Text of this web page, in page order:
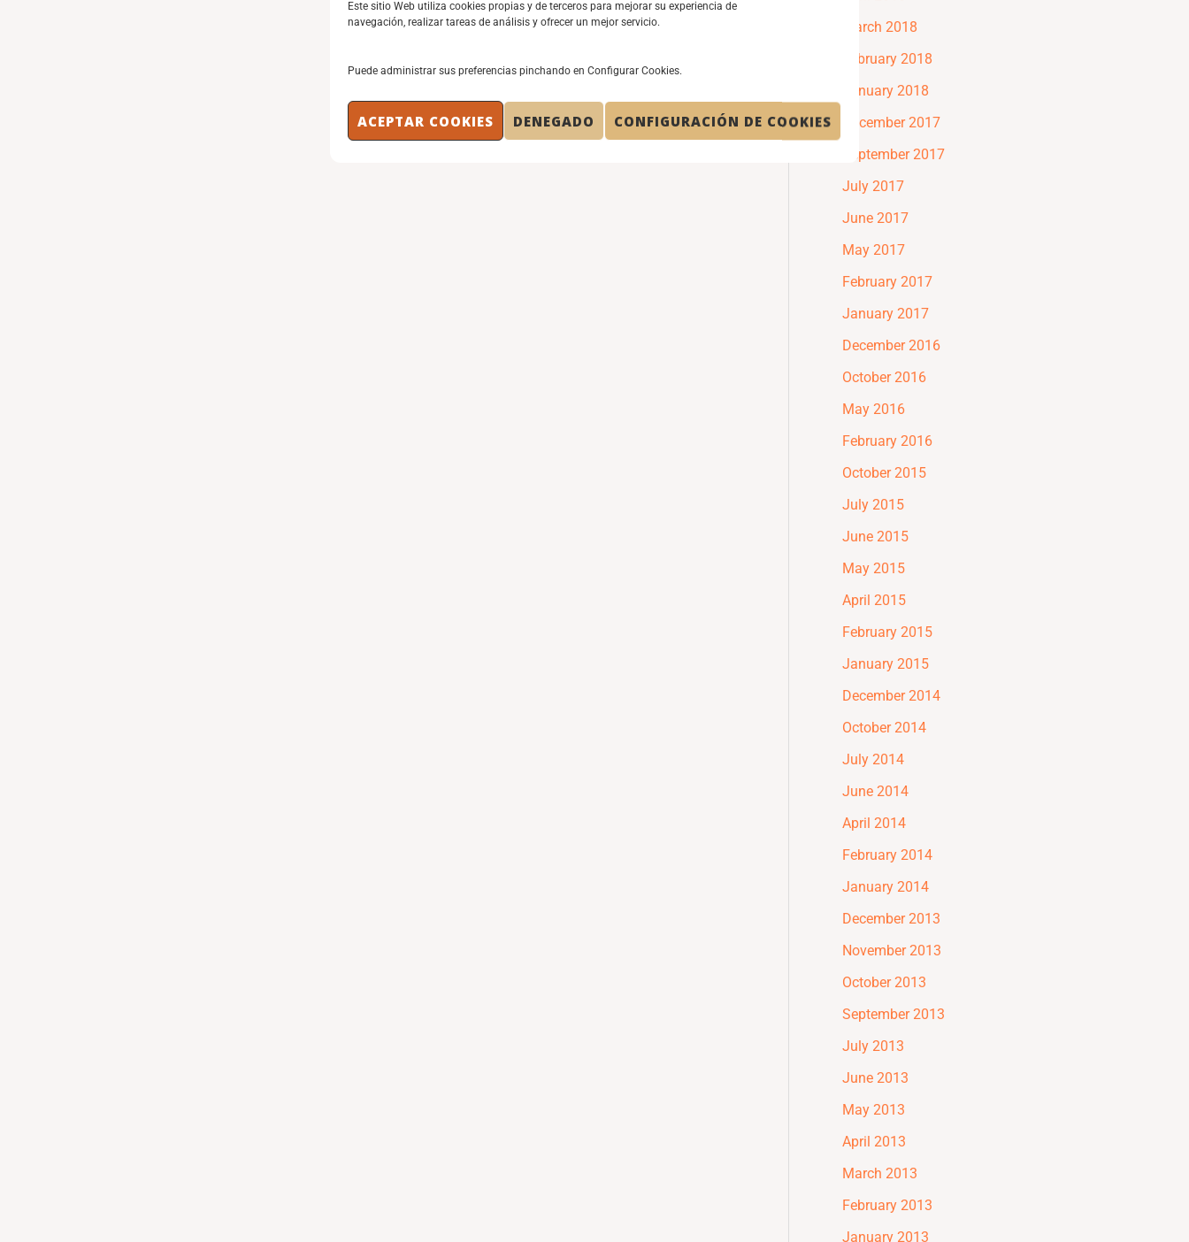
Este sitio Web utiliza cookies propias y de terceros para mejorar su experiencia de
navegación, realizar tareas de análisis y ofrecer un mejor servicio.
Puede administrar sus preferencias pinchando en Configurar Cookies.
ACEPTAR COOKIES DENEGADO CONFIGURACIÓN DE COOKIES
March 2018
February 2018
January 2018
December 2017
September 2017
July 2017
June 2017
May 2017
February 2017
January 2017
December 2016
October 2016
May 2016
February 2016
October 2015
July 2015
June 2015
May 2015
April 2015
February 2015
January 2015
December 2014
October 2014
July 2014
June 2014
April 2014
February 2014
January 2014
December 2013
November 2013
October 2013
September 2013
July 2013
June 2013
May 2013
April 2013
March 2013
February 2013
January 2013